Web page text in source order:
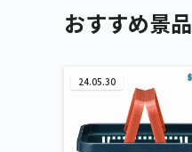
おすすめ景品
24.05.30